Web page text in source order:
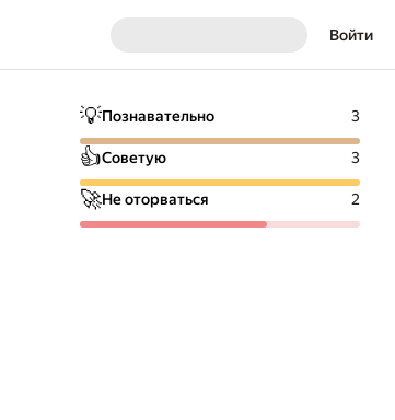
Войти
💡Познавательно 3
👍Советую 3
🚀Не оторваться 2